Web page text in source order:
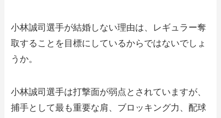
小林誠司選手が結婚しない理由は、レギュラー奪
取することを目標にしているからではないでしょ
うか。
小林誠司選手は打撃面が弱点とされていますが、
捕手として最も重要な肩、ブロッキング力、配球